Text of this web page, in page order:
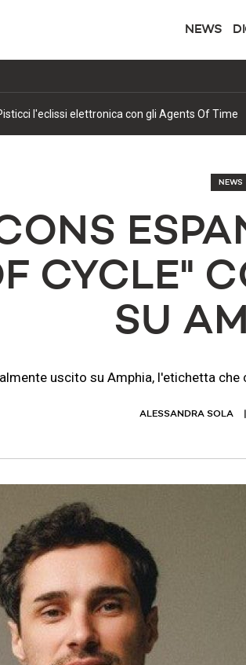
NEWS
l'eclissi elettronica con gli Agents Of Time
NEWS
CYCLE"
SU
uscito su Amphia, l'etichetta
ALESSANDRA SOLA